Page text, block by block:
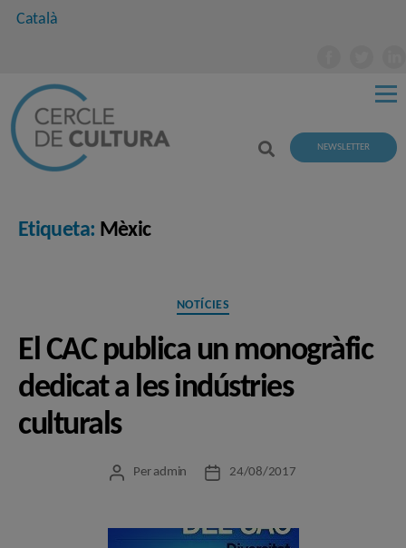
Català
NEWSLETTER
Etiqueta: Mèxic
Categories
NOTÍCIES
El CAC publica un monogràfic
dedicat a les indústries
culturals
Autor
Per admin
Data24/08/2017